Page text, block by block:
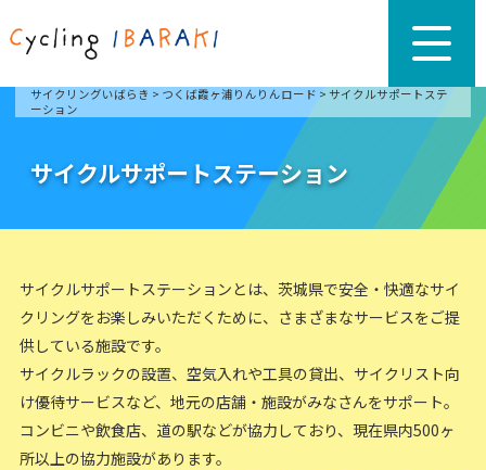
サイクリングいばらき > つくば霞ヶ浦りんりんロード > サイクルサポートステ
ーション
サイクルサポートステーション
サイクルサポートステーションとは、茨城県で安全・快適なサイ
クリングをお楽しみいただくために、さまざまなサービスをご提
供している施設です。
サイクルラックの設置、空気入れや工具の貸出、サイクリスト向
け優待サービスなど、地元の店舗・施設がみなさんをサポート。
コンビニや飲食店、道の駅などが協力しており、現在県内500ヶ
所以上の協力施設があります。